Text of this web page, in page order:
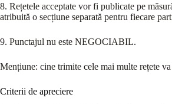
8. Rețetele acceptate vor fi publicate pe
atribuită o secțiune separată pentru fiecare
9. Punctajul nu este NEGOCIABIL.
Mențiune: cine trimite cele mai multe rețete
Criterii de apreciere